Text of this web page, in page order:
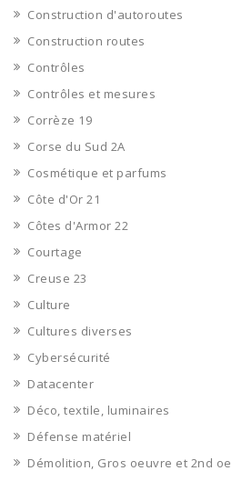
Construction d'autoroutes
Construction routes
Contrôles
Contrôles et mesures
Corrèze 19
Corse du Sud 2A
Cosmétique et parfums
Côte d'Or 21
Côtes d'Armor 22
Courtage
Creuse 23
Culture
Cultures diverses
Cybersécurité
Datacenter
Déco, textile, luminaires
Défense matériel
Démolition, Gros oeuvre et 2nd